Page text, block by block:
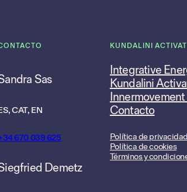
Sas
CAT, EN
670 039 625
Demetz
KUNDALINI
Integrative
Kundalini
Contacto
Política de privacidad
Política de cookies
Términos y